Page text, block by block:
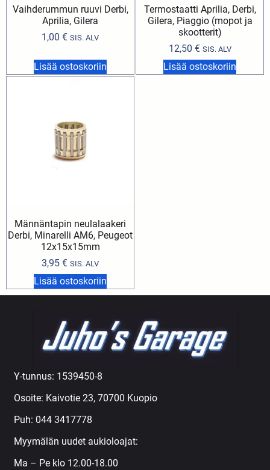
Vaihderummun ruuvi Derbi,
Aprilia, Gilera
1,00 € SIS. ALV
Lisää ostoskoriin
Termostaatti Aprilia, Derbi,
Gilera, Piaggio (mopot ja
skootterit)
12,50 € SIS. ALV
Lisää ostoskoriin
Männäntapin neulalaakeri
Derbi, Minarelli AM6, Peugeot
12x15x15mm
3,95 € SIS. ALV
Lisää ostoskoriin
Y-tunnus: 1539450-8
Osoite: Kaivotie 23, 70700 Kuopio
Puh: 044 3417778
Myymälän uudet aukioloajat:
Ma – Pe klo 12.00-18.00